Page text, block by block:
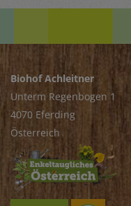
Biohof Achleitner
Unterm Regenbogen 1
4070 Eferding
Österreich